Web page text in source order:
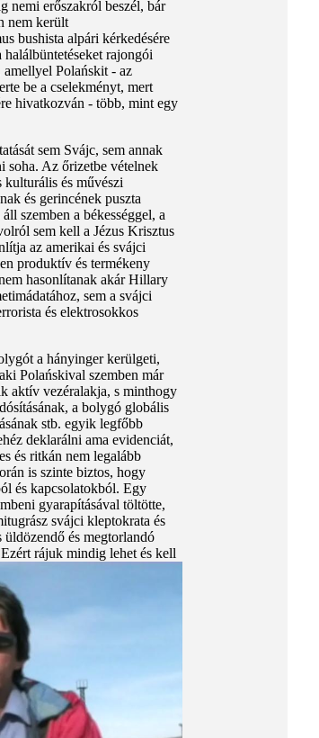
nemi erőszakról beszél, bár
nem került
bushista alpári kérkedésére
rajongói
amellyel Polańskit - az
be a cselekményt, mert
hivatkozván - több, mint egy
sem Svájc, sem annak
soha. Az őrizetbe vételnek
és művészi
és gerincének puszta
szemben a békességgel, a
sem kell a Jézus Krisztus
az amerikai és svájci
produktív és termékeny
hasonlítanak akár Hillary
sem a svájci
és elektrosokkos
a hányinger kerülgeti,
Polańskival szemben már
aktív vezéralakja, s minthogy
a bolygó globális
stb. egyik legfőbb
deklarálni ama evidenciát,
és ritkán nem legalább
is szinte biztos, hogy
és kapcsolatokból. Egy
gyarapításával töltötte,
svájci kleptokrata és
és megtorlandó
rájuk mindig lehet és kell